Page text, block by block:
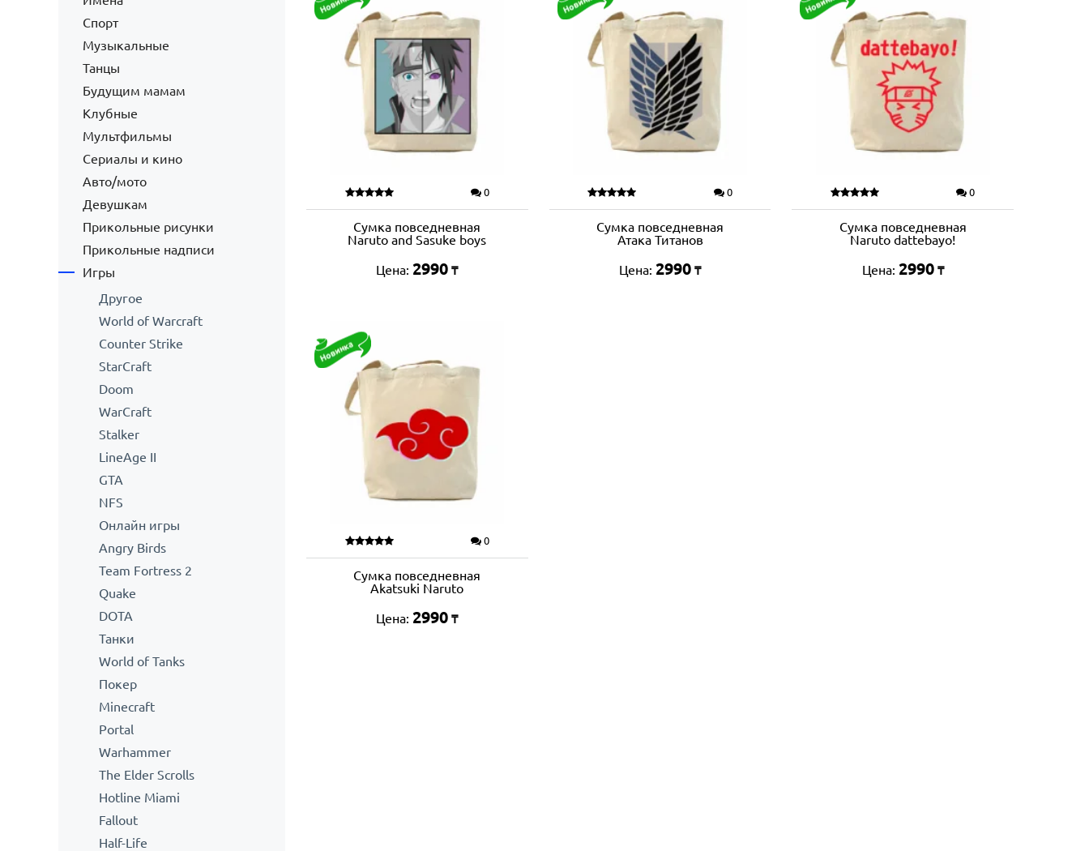
Спорт
Музыкальные
Танцы
Будущим мамам
Клубные
Мультфильмы
Сериалы и кино
Авто/мото
Девушкам
Прикольные рисунки
Прикольные надписи
Игры
Другое
World of Warcraft
Counter Strike
StarCraft
Doom
WarCraft
Stalker
LineAge II
GTA
NFS
Онлайн игры
Angry Birds
Team Fortress 2
Quake
DOTA
Танки
World of Tanks
Покер
Minecraft
Portal
Warhammer
The Elder Scrolls
Hotline Miami
Fallout
Half-Life
0
Сумка повседневная
Naruto and Sasuke boys
Цена: 2990 ₸
0
Сумка повседневная
Атака Титанов
Цена: 2990 ₸
0
Сумка повседневная
Naruto dattebayo!
Цена: 2990 ₸
0
Сумка повседневная
Akatsuki Naruto
Цена: 2990 ₸